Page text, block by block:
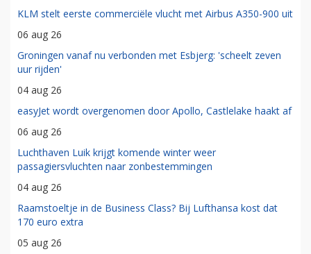
KLM stelt eerste commerciële vlucht met Airbus A350-900 uit
06 aug 26
Groningen vanaf nu verbonden met Esbjerg: 'scheelt zeven
uur rijden'
04 aug 26
easyJet wordt overgenomen door Apollo, Castlelake haakt af
06 aug 26
Luchthaven Luik krijgt komende winter weer
passagiersvluchten naar zonbestemmingen
04 aug 26
Raamstoeltje in de Business Class? Bij Lufthansa kost dat
170 euro extra
05 aug 26